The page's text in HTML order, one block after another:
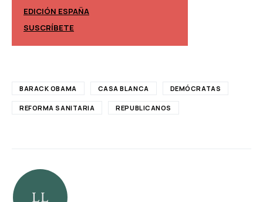
EDICIÓN ESPAÑA
SUSCRÍBETE
BARACK OBAMA CASA BLANCA DEMÓCRATAS
REFORMA SANITARIA REPUBLICANOS